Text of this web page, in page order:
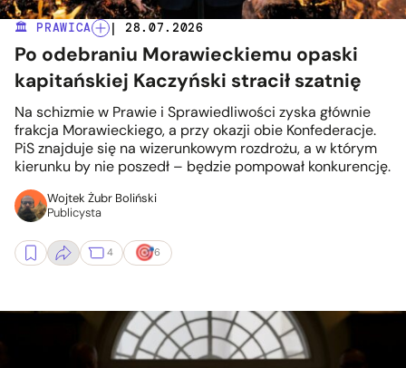
🏛️ PRAWICA | 28.07.2026
Po odebraniu Morawieckiemu opaski
kapitańskiej Kaczyński stracił szatnię
Na schizmie w Prawie i Sprawiedliwości zyska głównie
frakcja Morawieckiego, a przy okazji obie Konfederacje.
PiS znajduje się na wizerunkowym rozdrożu, a w którym
kierunku by nie poszedł – będzie pompował konkurencję.
Wojtek Żubr Boliński
Publicysta
4 6